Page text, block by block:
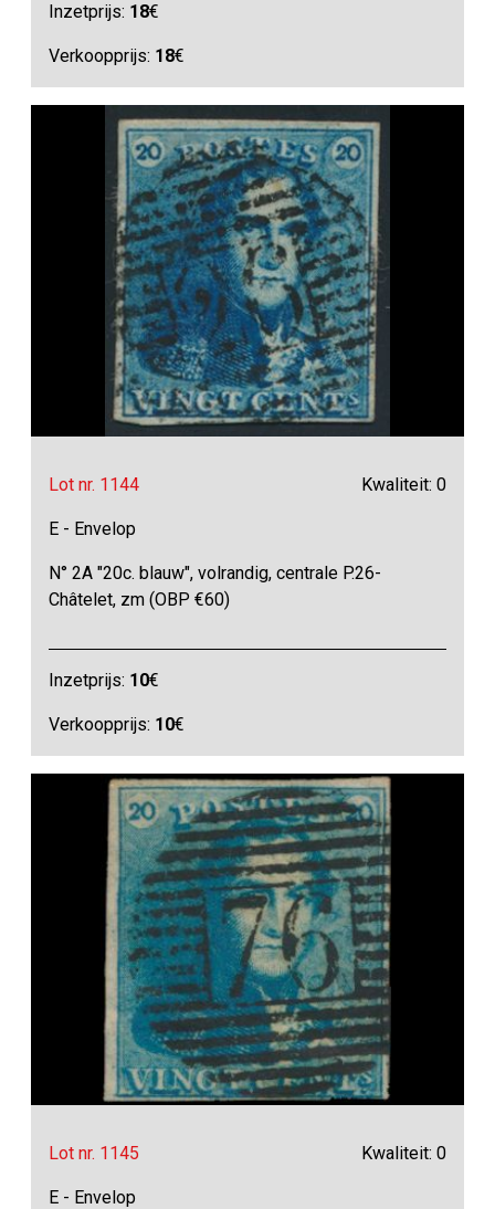
Inzetprijs: 18€
Verkoopprijs: 18€
Lot nr. 1144 Kwaliteit: 0
E - Envelop
N° 2A "20c. blauw", volrandig, centrale P.26-
Châtelet, zm (OBP €60)
Inzetprijs: 10€
Verkoopprijs: 10€
Lot nr. 1145 Kwaliteit: 0
E - Envelop